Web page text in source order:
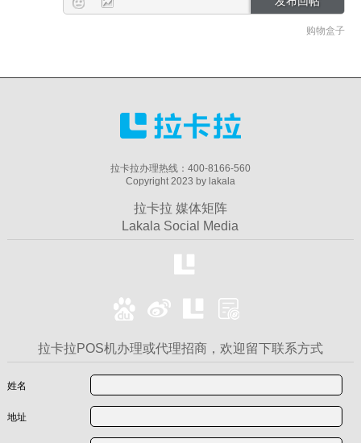
购物盒子
拉卡拉办理热线：400-8166-560
Copyright 2023 by lakala
拉卡拉 媒体矩阵
Lakala Social Media
拉卡拉POS机办理或代理招商，欢迎留下联系方式
姓名
地址